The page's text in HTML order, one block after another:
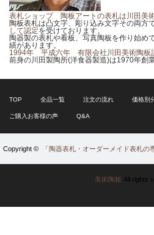
表札ショップ 陶板アートの表札は川田美
陶板表札は凸文字、彫り込み文字その両方
して認定を受けております。
陶器製の表札や看板、写真陶板を作り始め
績があります。
1994年 平成六年 有限会社川田美術陶板
前身の川田製陶所(洋食器製造)は1970年創業
TOP 全品一覧 注文の流れ 価格別
ご購入お客様の声 Q&A
Copyright © 「陶器表札・オーダーメイド表札
美術陶板 All rights